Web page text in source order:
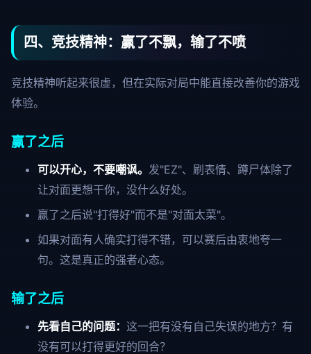
四、竞技精神：赢了不飘，输了不喷
竞技精神听起来很虚，但在实际对局中能直接改善你的游戏
体验。
赢了之后
可以开心，不要嘲讽。 发"EZ"、刷表情、蹲尸体除了
让对面更想干你，没什么好处。
赢了之后说"打得好"而不是"对面太菜"。
如果对面有人确实打得不错，可以赛后由衷地夸一
句。这是真正的强者心态。
输了之后
先看自己的问题： 这一把有没有自己失误的地方？有
没有可以打得更好的回合？